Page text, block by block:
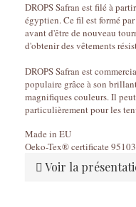
DROPS Safran est filé à
égyptien. Ce fil est formé
avant d'être de nouveau
d'obtenir des vêtements
DROPS Safran est
populaire grâce à son
magnifiques couleurs. Il
particulièrement pour les
Made in EU
Oeko-Tex® certificate
Voir la